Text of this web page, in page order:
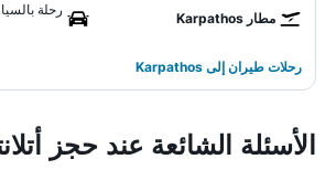
مطار Karpathos
رحلة بالسيارة إلى
رحلات طيران إلى Karpathos
الأسئلة الشائعة عند حجز